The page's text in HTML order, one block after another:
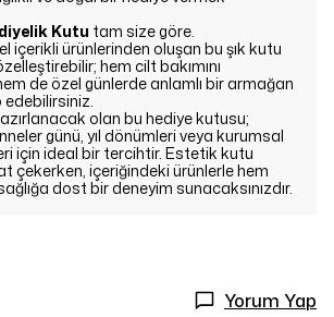
Kutu tam size göre.
içerikli ürünlerinden oluşan bu şık kutu
hem cilt bakımını
de özel günlerde anlamlı bir armağan
olan bu hediye kutusu;
günü, yıl dönümleri veya kurumsal
için ideal bir tercihtir. Estetik kutu
çekerken, içeriğindeki ürünlerle hem
dost bir deneyim sunacaksınızdır.
Yorum Yap